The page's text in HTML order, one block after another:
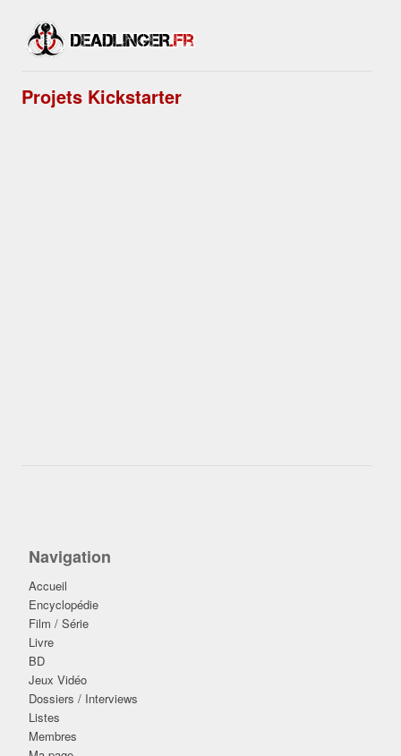
Projets Kickstarter
Navigation
Accueil
Encyclopédie
Film / Série
Livre
BD
Jeux Vidéo
Dossiers / Interviews
Listes
Membres